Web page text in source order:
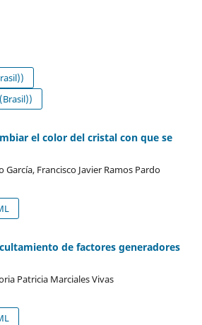
el color del cristal con que se
Francisco Javier Ramos Pardo
de factores generadores
Patricia Marciales Vivas